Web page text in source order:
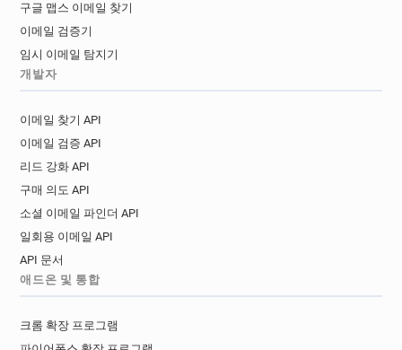
구글 맵스 이메일 찾기
이메일 검증기
임시 이메일 탐지기
개발자
이메일 찾기 API
이메일 검증 API
리드 강화 API
구매 의도 API
소셜 이메일 파인더 API
일회용 이메일 API
API 문서
애드온 및 통합
크롬 확장 프로그램